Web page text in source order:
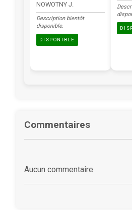
NOWOTNY J.
Description bientôt
disponible.
DISPONIBLE
Commentaires
Aucun commentaire